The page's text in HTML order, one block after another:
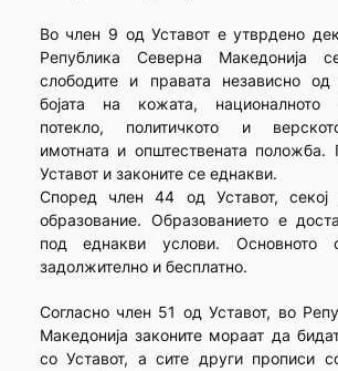
Во член 9 од Уставот е утврдено
Република Северна Македонија
слободите и правата независно од
бојата на кожата, националното
потекло, политичкото и
имотната и општествената положба.
Уставот и законите се еднакви.
Според член 44 од Уставот,
образование. Образованието е
под еднакви услови. Основното
задолжително и бесплатно.
Согласно член 51 од Уставот, во
Македонија законите мораат да
со Уставот, а сите други прописи